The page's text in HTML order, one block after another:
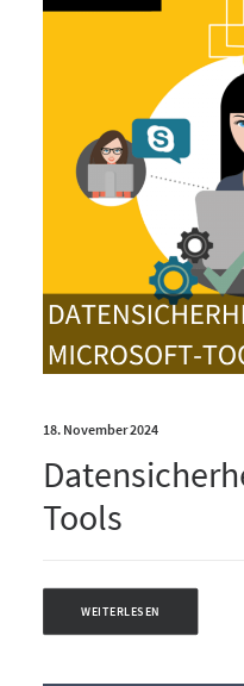
18. November 2024
Tools
WEITERLESEN